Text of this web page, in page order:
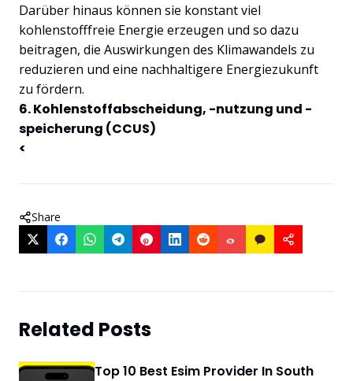
Darüber hinaus können sie konstant viel
kohlenstofffreie Energie erzeugen und so dazu
beitragen, die Auswirkungen des Klimawandels zu
reduzieren und eine nachhaltigere Energiezukunft
zu fördern.
6. Kohlenstoffabscheidung, -nutzung und -
speicherung (CCUS)
<
Share
Related Posts
Top 10 Best Esim Provider In South